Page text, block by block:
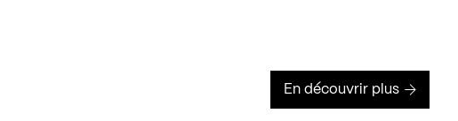
En découvrir plus